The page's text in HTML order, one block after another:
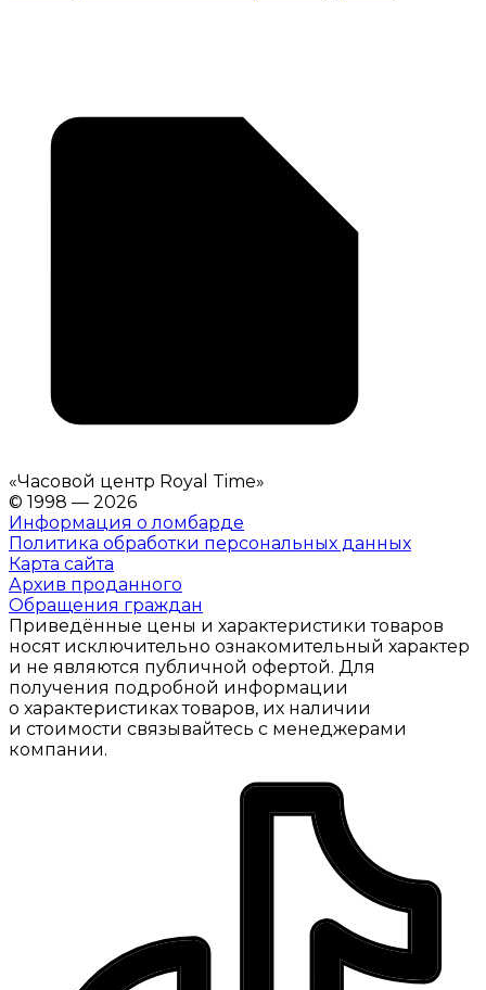
«Часовой центр Royal Time»
© 1998 — 2026
Информация о ломбарде
Политика обработки персональных данных
Карта сайта
Архив проданного
Обращения граждан
Приведённые цены и характеристики товаров
носят исключительно ознакомительный характер
и не являются публичной офертой. Для
получения подробной информации
о характеристиках товаров, их наличии
и стоимости связывайтесь с менеджерами
компании.